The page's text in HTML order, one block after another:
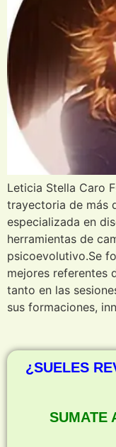
Leticia Stella Caro
trayectoria de más
especializada en
herramientas de
psicoevolutivo.Se
mejores referentes
tanto en las
sus formaciones,
¿SUELES
SUMATE